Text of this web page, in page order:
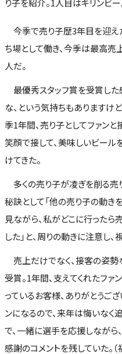
今季で売り子歴3年目を迎え
ち場として働き、今季は最高
人だ。
最優秀スタッフ賞を受賞した
な、という気持ちもありますけ
季1年間、売り子としてファン
笑顔で接して、美味しいビール
けてきた。
多くの売り子が凌ぎを削る売
秘訣として「他の売り子の動き
見ながら、私がどこに行ったら
した」と、周りの動きに注意し
売上だけでなく、接客の姿勢
受賞。1年間、支えてくれたファ
っているお客様、ありがとうご
ンになるので、来年は悔いなく
で、一緒に選手を応援しながら
感謝のコメントを残していた。